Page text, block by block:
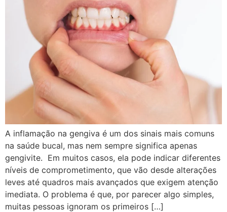
A inflamação na gengiva é um dos sinais mais comuns
na saúde bucal, mas nem sempre significa apenas
gengivite. Em muitos casos, ela pode indicar diferentes
níveis de comprometimento, que vão desde alterações
leves até quadros mais avançados que exigem atenção
imediata. O problema é que, por parecer algo simples,
muitas pessoas ignoram os primeiros […]